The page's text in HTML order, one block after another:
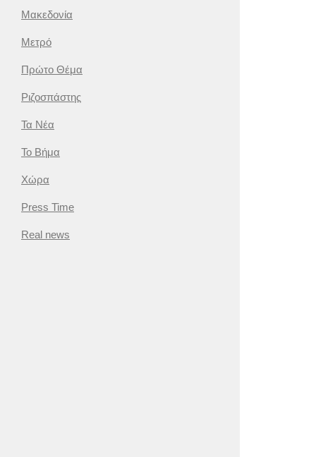
Μακεδονία
Μετρό
Πρώτο Θέμα
Ριζοσπάστης
Τα Νέα
Το Βήμα
Χώρα
Press Time
Real news